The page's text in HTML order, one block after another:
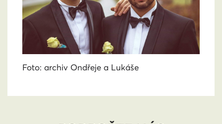
Foto: archiv Ondřeje a Lukáše